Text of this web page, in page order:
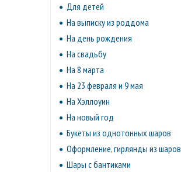
Для детей
На выписку из роддома
На день рождения
На свадьбу
На 8 марта
На 23 февраля и 9 мая
На Хэллоуин
На новый год
Букеты из однотонных шаров
Оформление, гирлянды из шаров
Шары с бантиками